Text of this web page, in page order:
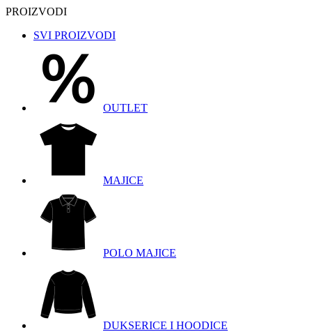
PROIZVODI
SVI PROIZVODI
OUTLET
MAJICE
POLO MAJICE
DUKSERICE I HOODICE